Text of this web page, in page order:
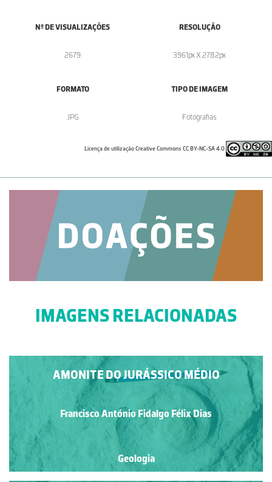
Nº DE VISUALIZAÇÕES
2679
RESOLUÇÃO
3961px X 2782px
FORMATO
.JPG
TIPO DE IMAGEM
Fotografias
Licença de utilização Creative Commons CC BY-NC-SA 4.0
IMAGENS RELACIONADAS
AMONITE DO JURÁSSICO MÉDIO
Francisco António Fidalgo Félix Dias
Geologia